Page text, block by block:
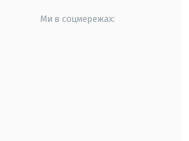
Ми в соцмережах: